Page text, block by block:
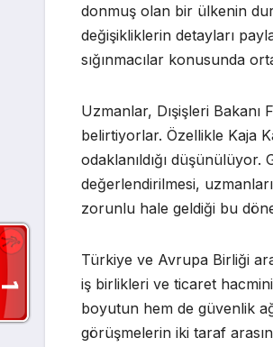
donmuş olan bir ülkenin
değişikliklerin detayları
sığınmacılar konusunda
Uzmanlar, Dışişleri Bakanı
belirtiyorlar. Özellikle Kaja
odaklanıldığı
değerlendirilmesi,
zorunlu hale geldiği bu
Türkiye ve Avrupa Birliği
iş birlikleri ve ticaret
boyutun hem de güvenlik
görüşmelerin iki taraf